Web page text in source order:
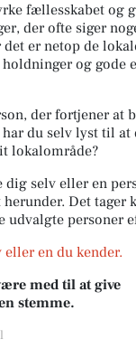
fællesskabet og
der ofte siger
er netop de
og gode
der fortjener at
du selv lyst til at
lokalområde?
dig selv eller en
Det tager
udvalgte personer
en du kender.
med til at give
stemme.